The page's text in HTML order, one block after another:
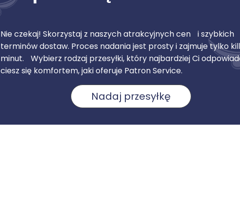
Nie czekaj! Skorzystaj z naszych atrakcyjnych cen i szybkich
terminów dostaw. Proces nadania jest prosty i zajmuje tylko
minut. Wybierz rodzaj przesyłki, który najbardziej Ci
ciesz się komfortem, jaki oferuje Patron Service.
Nadaj przesyłkę